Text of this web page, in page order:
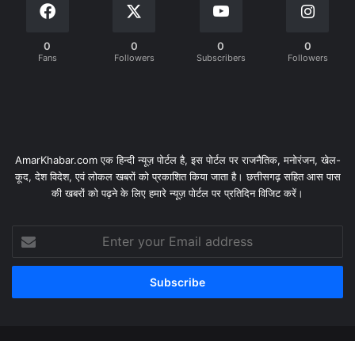
0
Fans
0
Followers
0
Subscribers
0
Followers
AmarKhabar.com एक हिन्दी न्यूज़ पोर्टल है, इस पोर्टल पर राजनैतिक, मनोरंजन, खेल-
कूद, देश विदेश, एवं लोकल खबरों को प्रकाशित किया जाता है। छत्तीसगढ़ सहित आस पास
की खबरों को पढ़ने के लिए हमारे न्यूज़ पोर्टल पर प्रतिदिन विजिट करें।
your
Email